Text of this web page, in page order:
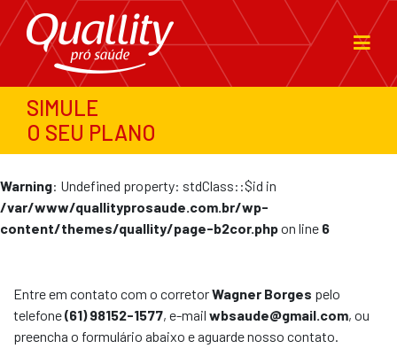
SIMULE
O SEU PLANO
Warning: Undefined property: stdClass::$id in
/var/www/quallityprosaude.com.br/wp-
content/themes/quallity/page-b2cor.phpon line 6
Entre em contato com o corretorWagner Borges pelo
telefone(61) 98152-1577, e-mail wbsaude@gmail.com, ou
preencha o formulário abaixo e aguarde nosso contato.